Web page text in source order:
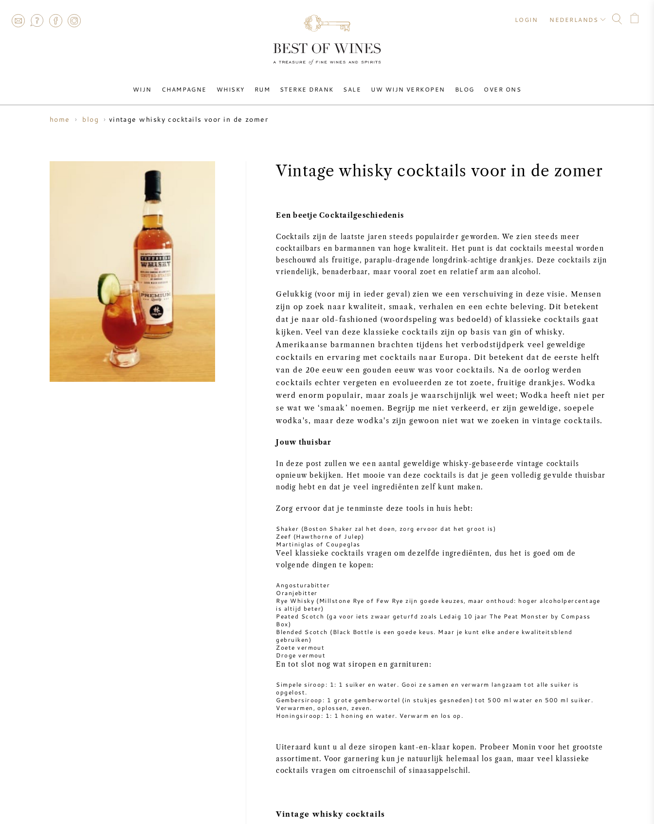
WIJN CHAMPAGNE WHISKY RUM STERKE DRANK SALE UW WIJN VERKOPEN BLOG OVER ONS
LOGIN NEDERLANDS
home blog vintage whisky cocktails voor in de zomer
Vintage whisky cocktails voor in de zomer
Een beetje Cocktailgeschiedenis
Cocktails zijn de laatste jaren steeds populairder geworden. We zien steeds meer
cocktailbars en barmannen van hoge kwaliteit. Het punt is dat cocktails meestal worden
beschouwd als fruitige, paraplu-dragende longdrink-achtige drankjes. Deze cocktails zijn
vriendelijk, benaderbaar, maar vooral zoet en relatief arm aan alcohol.
Gelukkig (voor mij in ieder geval) zien we een verschuiving in deze visie. Mensen
zijn op zoek naar kwaliteit, smaak, verhalen en een echte beleving. Dit betekent
dat je naar old-fashioned (woordspeling was bedoeld) of klassieke cocktails gaat
kijken. Veel van deze klassieke cocktails zijn op basis van gin of whisky.
Amerikaanse barmannen brachten tijdens het verbodstijdperk veel geweldige
cocktails en ervaring met cocktails naar Europa. Dit betekent dat de eerste helft
van de 20e eeuw een gouden eeuw was voor cocktails. Na de oorlog werden
cocktails echter vergeten en evolueerden ze tot zoete, fruitige drankjes. Wodka
werd enorm populair, maar zoals je waarschijnlijk wel weet; Wodka heeft niet per
se wat we ‘smaak’ noemen. Begrijp me niet verkeerd, er zijn geweldige, soepele
wodka's, maar deze wodka's zijn gewoon niet wat we zoeken in vintage cocktails.
Jouw thuisbar
In deze post zullen we een aantal geweldige whisky-gebaseerde vintage cocktails
opnieuw bekijken. Het mooie van deze cocktails is dat je geen volledig gevulde thuisbar
nodig hebt en dat je veel ingrediënten zelf kunt maken.
Zorg ervoor dat je tenminste deze tools in huis hebt:
Shaker (Boston Shaker zal het doen, zorg ervoor dat het groot is)
Zeef (Hawthorne of Julep)
Martiniglas of Coupeglas
Veel klassieke cocktails vragen om dezelfde ingrediënten, dus het is goed om de
volgende dingen te kopen:
Angosturabitter
Oranjebitter
Rye Whisky (Millstone Rye of Few Rye zijn goede keuzes, maar onthoud: hoger alcoholpercentage
is altijd beter)
Peated Scotch (ga voor iets zwaar geturfd zoals Ledaig 10 jaar The Peat Monster by Compass
Box)
Blended Scotch (Black Bottle is een goede keus. Maar je kunt elke andere kwaliteitsblend
gebruiken)
Zoete vermout
Droge vermout
En tot slot nog wat siropen en garnituren:
Simpele siroop: 1: 1 suiker en water. Gooi ze samen en verwarm langzaam tot alle suiker is
opgelost.
Gembersiroop: 1 grote gemberwortel (in stukjes gesneden) tot 500 ml water en 500 ml suiker.
Verwarmen, oplossen, zeven.
Honingsiroop: 1: 1 honing en water. Verwarm en los op.
Uiteraard kunt u al deze siropen kant-en-klaar kopen. Probeer Monin voor het grootste
assortiment. Voor garnering kun je natuurlijk helemaal los gaan, maar veel klassieke
cocktails vragen om citroenschil of sinaasappelschil.
Vintage whisky cocktails